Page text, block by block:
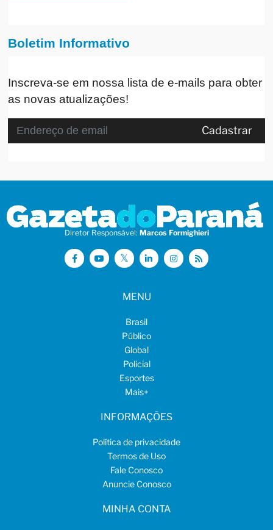
Boletim Informativo
Inscreva-se em nossa lista de e-mails para obter
as novas atualizações!
Cadastrar
Diretor Responsável: Marcos Formighieri
MENU
Brasil
Público
Global
Policial
Esportes
Mais+
INFORMAÇÕES
Política de privacidade
Termos de Uso
Fale Conosco
Anuncie Conosco
MINHA CONTA